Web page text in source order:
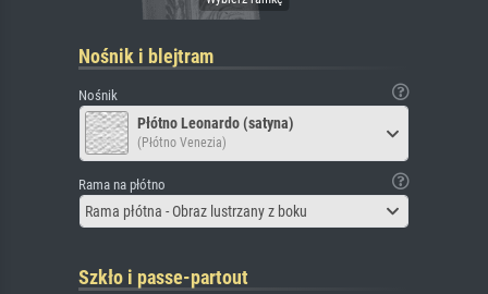
Nośnik i blejtram
Nośnik
Płótno Leonardo (satyna)
(Płótno Venezia)
Rama na płótno
Rama płótna - Obraz lustrzany z boku
Szkło i passe-partout